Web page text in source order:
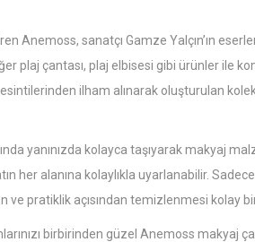
Anemoss, sanatçı Gamze Yalçın’ın
plaj çantası, plaj elbisesi gibi ürünler ile
ilham alınarak oluşturulan
yanınızda kolayca taşıyarak makyaj
her alanına kolaylıkla uyarlanabilir.
ve pratiklik açısından temizlenmesi kolay
birbirinden güzel Anemoss makyaj